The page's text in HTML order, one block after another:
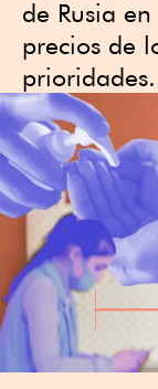
de Rusia
precios de
prioridades.